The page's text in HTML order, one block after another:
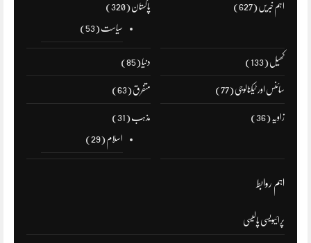
اہم خبریں(627) پاکستان(320)
سیاست(53)
کھیل(133) دنیا(85)
سائنس اور ٹیکنالوجی(77) متفرق(63)
زاویہ (36) مذہب(31)
اسلام (29)
اہم روابط
پرائیویسی پالیسی